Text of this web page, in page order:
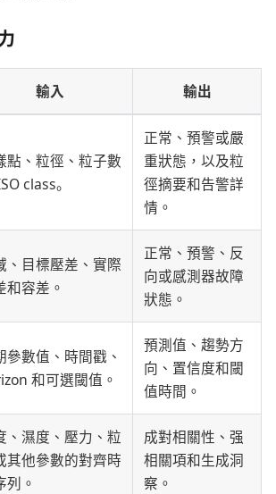
輸入 輸出
點、粒徑、粒子數
class。
正常、預警或嚴
重狀態，以及粒
徑摘要和告警詳
情。
、目標壓差、實際
和容差。
正常、預警、反
向或感測器故障
狀態。
參數值、時間戳、
和可選閾值。
預測值、趨勢方
向、置信度和閾
值時間。
、濕度、壓力、粒
其他參數的對齊時
列。
成對相關性、强
相關項和生成洞
察。